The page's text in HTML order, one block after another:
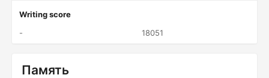
Writing score
-
18051
Память